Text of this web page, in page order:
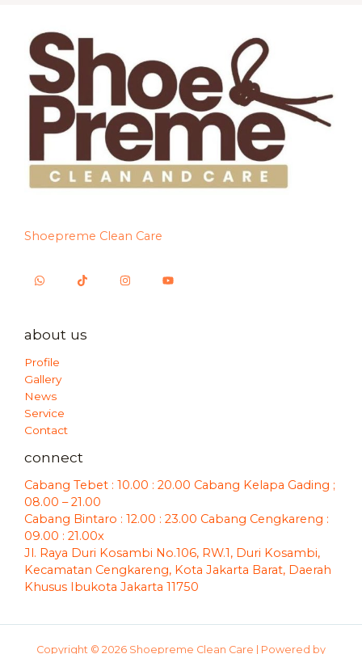
Shoepreme Clean Care
about us
Profile
Gallery
News
Service
Contact
connect
Cabang Tebet : 10.00 : 20.00 Cabang Kelapa Gading ;
08.00 – 21.00
Cabang Bintaro : 12.00 : 23.00 Cabang Cengkareng :
09.00 : 21.00x
Jl. Raya Duri Kosambi No.106, RW.1, Duri Kosambi,
Kecamatan Cengkareng, Kota Jakarta Barat, Daerah
Khusus Ibukota Jakarta 11750
Copyright © 2026 Shoepreme Clean Care | Powered by